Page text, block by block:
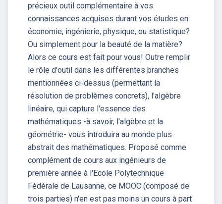
précieux outil complémentaire à vos
connaissances acquises durant vos études en
économie, ingénierie, physique, ou statistique?
Ou simplement pour la beauté de la matière?
Alors ce cours est fait pour vous! Outre remplir
le rôle d'outil dans les différentes branches
mentionnées ci-dessus (permettant la
résolution de problèmes concrets), l'algèbre
linéaire, qui capture l'essence des
mathématiques -à savoir, l'algèbre et la
géométrie- vous introduira au monde plus
abstrait des mathématiques. Proposé comme
complément de cours aux ingénieurs de
première année à l'Ecole Polytechnique
Fédérale de Lausanne, ce MOOC (composé de
trois parties) n'en est pas moins un cours à part